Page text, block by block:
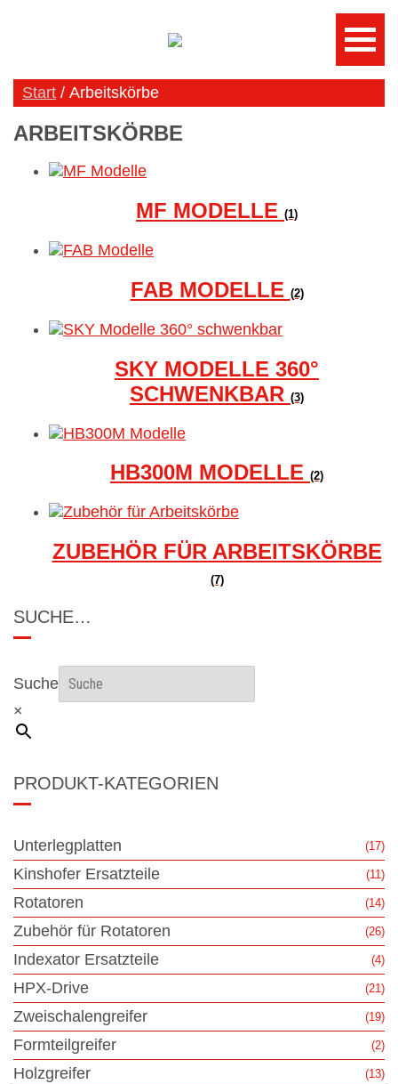
Start / Arbeitskörbe
ARBEITSKÖRBE
MF MODELLE (1)
FAB MODELLE (2)
SKY MODELLE 360°
SCHWENKBAR (3)
HB300M MODELLE (2)
ZUBEHÖR FÜR ARBEITSKÖRBE
(7)
SUCHE…
Suche
×
PRODUKT-KATEGORIEN
Unterlegplatten (17)
Kinshofer Ersatzteile (11)
Rotatoren (14)
Zubehör für Rotatoren (26)
Indexator Ersatzteile (4)
HPX-Drive (21)
Zweischalengreifer (19)
Formteilgreifer (2)
Holzgreifer (13)